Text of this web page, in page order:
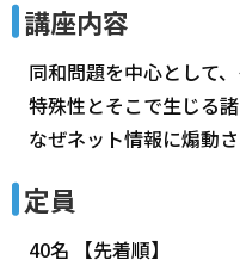
講座内容
同和問題を中心として
特殊性とそこで生じる
なぜネット情報に煽動
定員
40名 【先着順】